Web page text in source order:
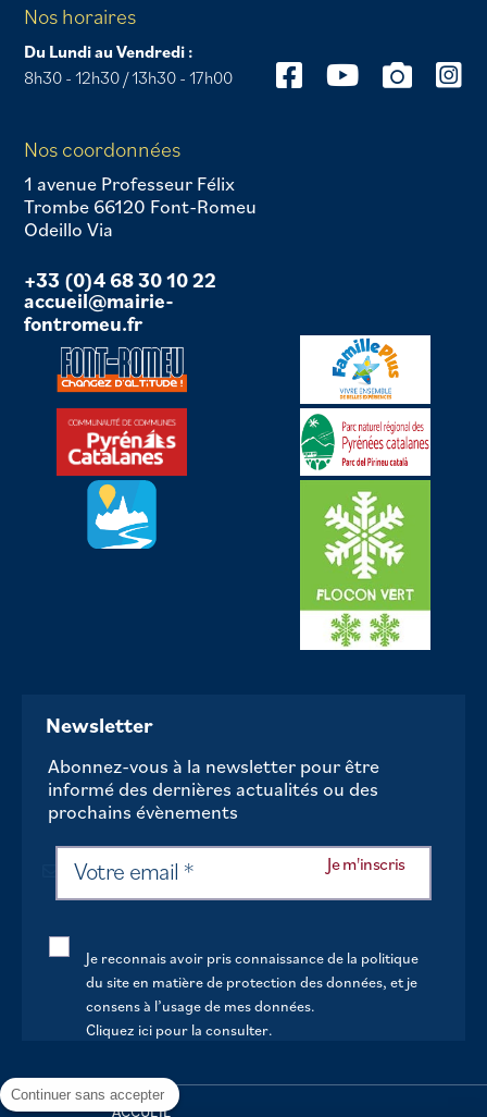
Nos horaires
Du Lundi au Vendredi :
8h30 - 12h30 / 13h30 - 17h00
Nos coordonnées
1 avenue Professeur Félix
Trombe 66120 Font-Romeu
Odeillo Via
+33 (0)4 68 30 10 22
accueil@mairie-
fontromeu.fr
Newsletter
Abonnez-vous à la newsletter pour être
informé des dernières actualités ou des
prochains évènements
Je reconnais avoir pris connaissance de la politique
du site en matière de protection des données, et je
consens à l’usage de mes données.
Cliquez ici pour la consulter.
ACCUEIL
Continuer sans accepter